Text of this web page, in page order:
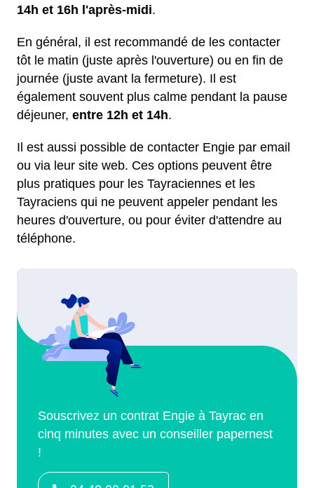
14h et 16h l'après-midi.
En général, il est recommandé de les contacter
tôt le matin (juste après l'ouverture) ou en fin de
journée (juste avant la fermeture). Il est
également souvent plus calme pendant la pause
déjeuner, entre 12h et 14h.
Il est aussi possible de contacter Engie par email
ou via leur site web. Ces options peuvent être
plus pratiques pour les Tayraciennes et les
Tayraciens qui ne peuvent appeler pendant les
heures d'ouverture, ou pour éviter d'attendre au
téléphone.